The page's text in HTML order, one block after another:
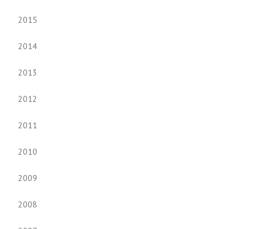
2015
2014
2013
2012
2011
2010
2009
2008